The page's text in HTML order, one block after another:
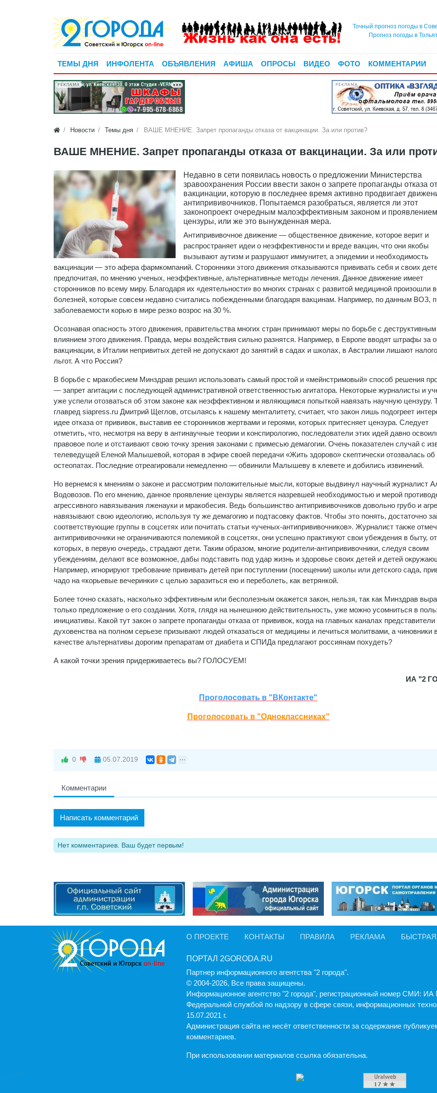
Точный прогноз погоды в
Прогноз погоды в
ТЕМЫ ДНЯ ИНФОЛЕНТА ОБЪЯВЛЕНИЯ АФИША ОПРОСЫ ВИДЕО ФОТО КОММЕНТАРИИ
РЕКЛАМА РЕКЛАМА
Новости Темы дня ВАШЕ МНЕНИЕ. Запрет пропаганды отказа от вакцинации. За или против?
ВАШЕ МНЕНИЕ. Запрет пропаганды отказа от вакцинации. За или
Недавно в сети появилась новость о предложении Министерства
зравоохранения России ввести закон о запрете пропаганды отказа от
вакцинации, которую в последнее время активно продвигает
антипрививочников. Попытаемся разобраться, является ли этот
законопроект очередным малоэффективным законом и проявлением
цензуры, или же это вынужденная мера.
Антипрививочное движение — общественное движение, которое верит и
распространяет идеи о неэффективности и вреде вакцин, что они якобы
вызывают аутизм и разрушают иммунитет, а эпидемии и необходимость
вакцинации — это афера фармкомпаний. Сторонники этого движения отказываются прививать себя и своих
предпочитая, по мнению ученых, неэффективные, альтернативные методы лечения. Данное движение имеет
сторонников по всему миру. Благодаря их «деятельности» во многих странах с развитой медициной произошли
болезней, которые совсем недавно считались побежденными благодаря вакцинам. Например, по данным ВОЗ,
заболеваемости корью в мире резко возрос на 30 %.
Осознавая опасность этого движения, правительства многих стран принимают меры по борьбе с деструктивным
влиянием этого движения. Правда, меры воздействия сильно разнятся. Например, в Европе вводят штрафы за
вакцинации, в Италии непривитых детей не допускают до занятий в садах и школах, в Австралии лишают
льгот. А что Россия?
В борьбе с мракобесием Минздрав решил использовать самый простой и «мейнстримовый» способ решения
— запрет агитации с последующей административной ответственностью агитатора. Некоторые журналисты и
уже успели отозваться об этом законе как неэффективном и являющимся попыткой навязать научную цензуру.
главред siapress.ru Дмитрий Щеглов, отсылаясь к нашему менталитету, считает, что закон лишь подогреет
идее отказа от прививок, выставив ее сторонников жертвами и героями, которых притесняет цензура. Следует
отметить, что, несмотря на веру в антинаучные теории и конспирологию, последователи этих идей давно
правовое поле и отстаивают свою точку зрения законами с примесью демагогии. Очень показателен случай с
телеведущей Еленой Малышевой, которая в эфире своей передачи «Жить здорово» скептически отозвалась об
остеопатах. Последние отреагировали немедленно — обвинили Малышеву в клевете и добились извинений.
Но вернемся к мнениям о законе и рассмотрим положительные мысли, которые выдвинул научный журналист
Водовозов. По его мнению, данное проявление цензуры является назревшей необходимостью и мерой
агрессивного навязывания лженауки и мракобесия. Ведь большинство антипрививочников довольно грубо и
навязывают свою идеологию, используя ту же демагогию и подтасовку фактов. Чтобы это понять, достаточно
соответствующие группы в соцсетях или почитать статьи «ученых-антипрививочников». Журналист также
антипрививочники не ограничиваются полемикой в соцсетях, они успешно практикуют свои убеждения в быту, от
которых, в первую очередь, страдают дети. Таким образом, многие родители-антипрививочники, следуя своим
убеждениям, делают все возможное, дабы подставить под удар жизнь и здоровье своих детей и детей
Например, игнорируют требование прививать детей при поступлении (посещении) школы или детского сада,
чадо на «корьевые вечеринки» с целью заразиться ею и переболеть, как ветрянкой.
Более точно сказать, насколько эффективным или бесполезным окажется закон, нельзя, так как Минздрав
только предложение о его создании. Хотя, глядя на нынешнюю действительность, уже можно усомниться в
инициативы. Какой тут закон о запрете пропаганды отказа от прививок, когда на главных каналах представители
духовенства на полном серьезе призывают людей отказаться от медицины и лечиться молитвами, а чиновники
качестве альтернативы дорогим препаратам от диабета и СПИДа предлагают россиянам похудеть?
А какой точки зрения придерживаетесь вы? ГОЛОСУЕМ!
ИА "2
Проголосовать в "ВКонтакте"
Проголосовать в "Одноклассниках"
0 05.07.2019
Комментарии
Написать комментарий
Нет комментариев. Ваш будет первым!
О ПРОЕКТЕ КОНТАКТЫ ПРАВИЛА РЕКЛАМА
ПОРТАЛ 2GORODA.RU
Партнер информационного агентства "2 города".
© 2004-2026, Все права защищены.
Информационное агентство "2 города", регистрационный номер СМИ:
Федеральной службой по надзору в сфере связи, информационных
15.07.2021 г.
Администрация cайта не несёт ответственности за содержание
комментариев.
При использовании материалов ссылка обязательна.